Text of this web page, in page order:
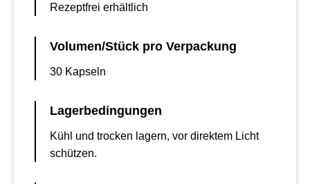
Rezeptfrei erhältlich
Volumen/Stück pro Verpackung
30 Kapseln
Lagerbedingungen
Kühl und trocken lagern, vor direktem Licht
schützen.